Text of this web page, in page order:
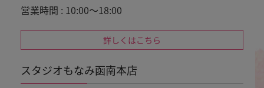
営業時間 : 10:00～18:00
詳しくはこちら
スタジオもなみ函南本店